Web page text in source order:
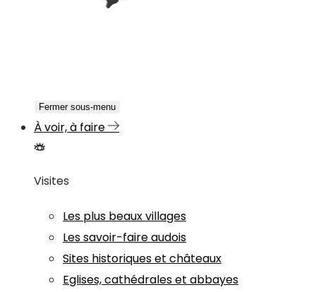
Fermer sous-menu
À voir, à faire
Visites
Les plus beaux villages
Les savoir-faire audois
Sites historiques et châteaux
Eglises, cathédrales et abbayes